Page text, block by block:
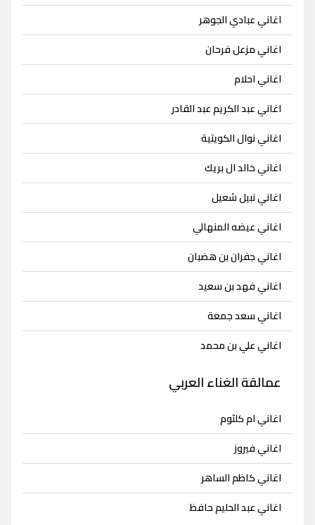
اغاني عبادي الجوهر
اغاني مزعل فرحان
اغاني احلام
اغاني عبد الكريم عبد القادر
اغاني نوال الكويتية
اغاني خالد ال بريك
اغاني نبيل شعيل
اغاني عيضه المنهالي
اغاني جفران بن هضبان
اغاني فهد بن سعيد
اغاني سعد جمعة
اغاني علي بن محمد
عمالقة الغناء العربي
اغاني ام كلثوم
اغاني فيروز
اغاني كاظم الساهر
اغاني عبد الحليم حافظ